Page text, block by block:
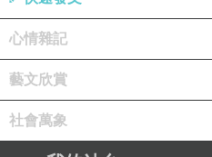
心情雜記
藝文欣賞
社會萬象